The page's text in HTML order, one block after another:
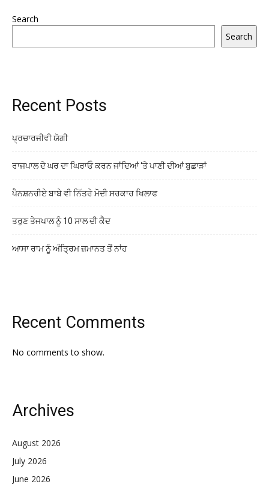
Search
Search
Recent Posts
ਪ੍ਰਚਾਰਜੀਵੀ ਯੋਗੀ
ਰਾਜਪਾਲ ਦੇ ਘਰ ਦਾ ਘਿਰਾਓ ਕਰਨ ਜਾਂਦਿਆਂ ‘ਤੇ ਪਾਣੀ ਦੀਆਂ ਬੁਛਾੜਾਂ
ਪੈਨਸ਼ਨਰੀਏ ਬਾਬੇ ਵੀ ਨਿੱਤਰੇ ਮੋਦੀ ਸਰਕਾਰ ਖਿਲਾਫ
ਤਰੁਣ ਤੇਜਪਾਲ ਨੂੰ 10 ਸਾਲ ਦੀ ਕੈਦ
ਆਸਾ ਰਾਮ ਨੂੰ ਅੰਤ੍ਰਿਮ ਜ਼ਮਾਨਤ ਤੋਂ ਨਾਂਹ
Recent Comments
No comments to show.
Archives
August 2026
July 2026
June 2026